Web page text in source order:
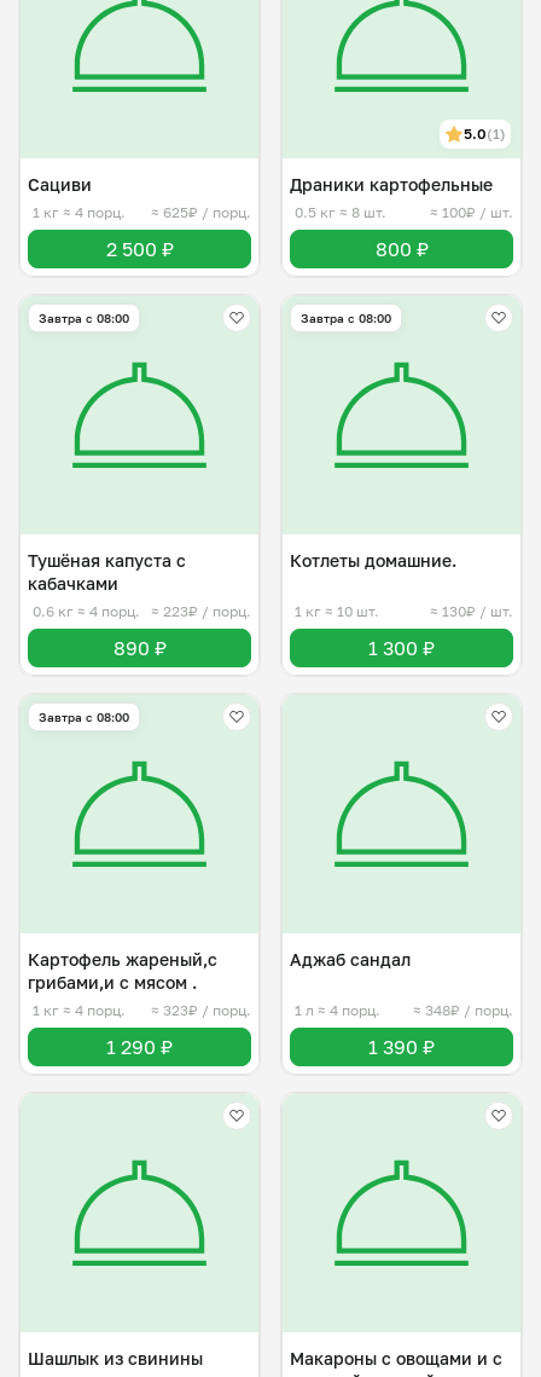
Сациви
1 кг ≈ 4 порц. ≈ 625₽ / порц.
2 500 ₽
5.0(1)
Драники картофельные
0.5 кг ≈ 8 шт. ≈ 100₽ / шт.
800 ₽
Завтра c 08:00
Тушёная капуста с
кабачками
0.6 кг ≈ 4 порц. ≈ 223₽ / порц.
890 ₽
Завтра c 08:00
Котлеты домашние.
1 кг ≈ 10 шт. ≈ 130₽ / шт.
1 300 ₽
Завтра c 08:00
Картофель жареный,с
грибами,и с мясом .
1 кг ≈ 4 порц. ≈ 323₽ / порц.
1 290 ₽
Аджаб сандал
1 л ≈ 4 порц. ≈ 348₽ / порц.
1 390 ₽
Шашлык из свинины
Макароны с овощами и с